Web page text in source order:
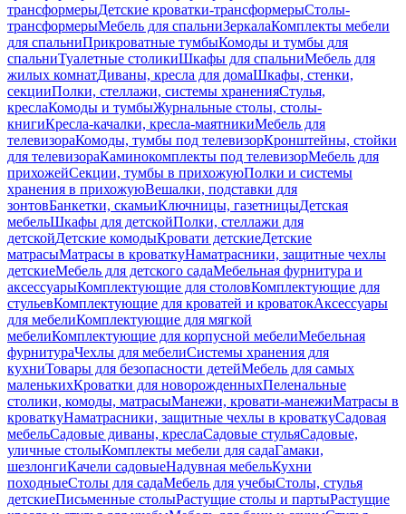
трансформерыДетские кроватки-трансформерыСтолы-
трансформерыМебель для спальниЗеркалаКомплекты мебели
для спальниПрикроватные тумбыКомоды и тумбы для
спальниТуалетные столикиШкафы для спальниМебель для
жилых комнатДиваны, кресла для домаШкафы, стенки,
секцииПолки, стеллажи, системы храненияСтулья,
креслаКомоды и тумбыЖурнальные столы, столы-
книгиКресла-качалки, кресла-маятникиМебель для
телевизораКомоды, тумбы под телевизорКронштейны, стойки
для телевизораКаминокомплекты под телевизорМебель для
прихожейСекции, тумбы в прихожуюПолки и системы
хранения в прихожуюВешалки, подставки для
зонтовБанкетки, скамьиКлючницы, газетницыДетская
мебельШкафы для детскойПолки, стеллажи для
детскойДетские комодыКровати детскиеДетские
матрасыМатрасы в кроваткуНаматрасники, защитные чехлы
детскиеМебель для детского садаМебельная фурнитура и
аксессуарыКомплектующие для столовКомплектующие для
стульевКомплектующие для кроватей и кроватокАксессуары
для мебелиКомплектующие для мягкой
мебелиКомплектующие для корпусной мебелиМебельная
фурнитураЧехлы для мебелиСистемы хранения для
кухниТовары для безопасности детейМебель для самых
маленькихКроватки для новорожденныхПеленальные
столики, комоды, матрасыМанежи, кровати-манежиМатрасы в
кроваткуНаматрасники, защитные чехлы в кроваткуСадовая
мебельСадовые диваны, креслаСадовые стульяСадовые,
уличные столыКомплекты мебели для садаГамаки,
шезлонгиКачели садовыеНадувная мебельКухни
походныеСтолы для садаМебель для учебыСтолы, стулья
детскиеПисьменные столыРастущие столы и партыРастущие